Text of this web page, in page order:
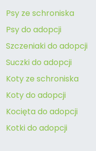
Psy ze schroniska
Psy do adopcji
Szczeniaki do adopcji
Suczki do adopcji
Koty ze schroniska
Koty do adopcji
Kocięta do adopcji
Kotki do adopcji